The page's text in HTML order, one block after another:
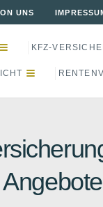
UNS
KFZ-